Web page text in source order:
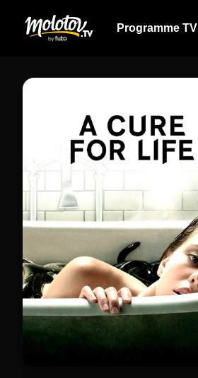
Programme TV